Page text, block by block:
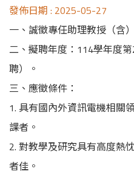
發佈日期 : 2025-05-27
一、誠徵專任助理教授（含
二、擬聘年度：114學年度
聘）。
三、應徵條件：
1. 具有國內外資訊電機相關
課者。
2. 對教學及研究具有高度熱
者佳。